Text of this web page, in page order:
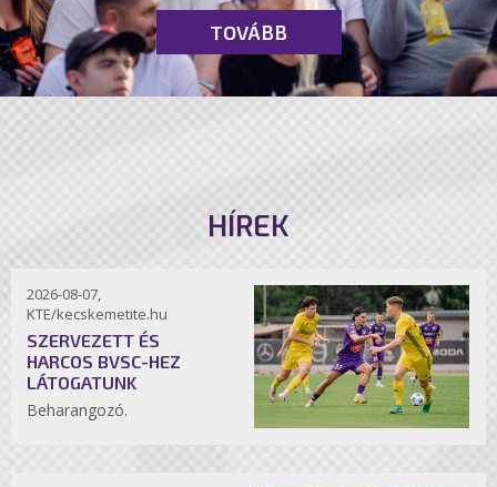
TOVÁBB
HÍREK
2026-08-07,
KTE/kecskemetite.hu
SZERVEZETT ÉS
HARCOS BVSC-HEZ
LÁTOGATUNK
Beharangozó.